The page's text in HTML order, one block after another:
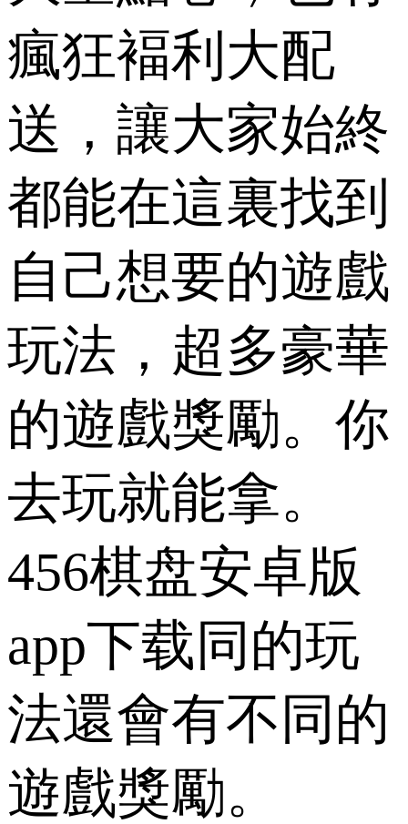
瘋狂褔利大配
送，讓大家始終
都能在這裏找到
自己想要的遊戲
玩法，超多豪華
的遊戲獎勵。你
去玩就能拿。
456棋盘安卓版
app下载同的玩
法還會有不同的
遊戲獎勵。